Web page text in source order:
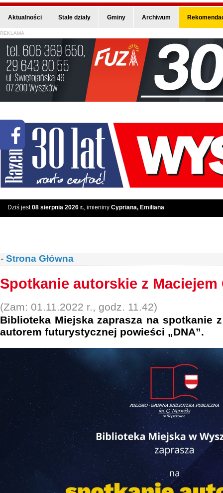
Aktualności Stałe działy Gminy Archiwum
REKLAMA
Dziś jest08 sierpnia 2026 r., imieniny Cypriana, Emiliana
- Strona Główna
Spotkanie autorskie z Maciejem
(Zam: 01.11.2022 r., godz. 11.42)
Biblioteka Miejska zaprasza na spotkanie
autorem futurystycznej powieści „DNA”.